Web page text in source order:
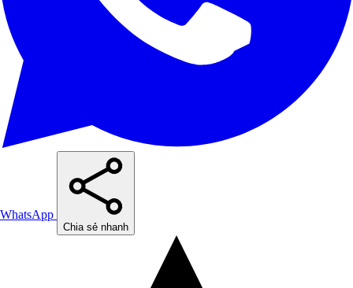
WhatsApp
Chia sẻ nhanh